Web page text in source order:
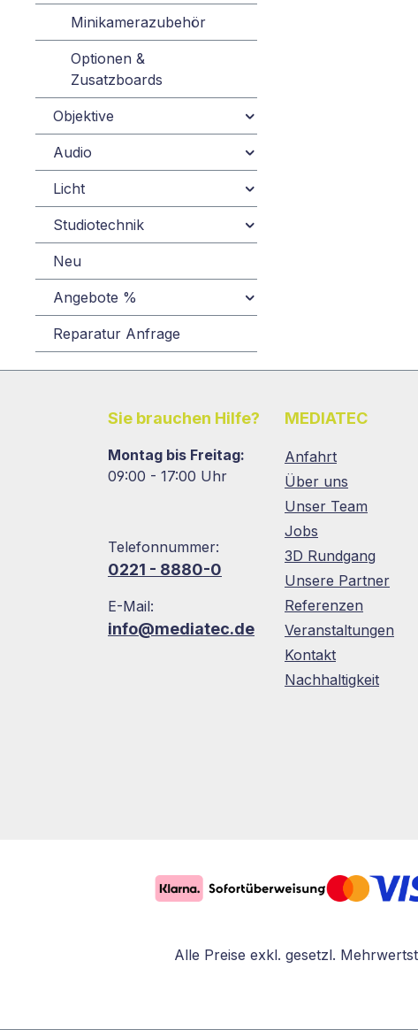
Minikamerazubehör
Optionen &
Zusatzboards
Objektive
Audio
Licht
Studiotechnik
Neu
Angebote %
Reparatur Anfrage
Sie brauchen Hilfe?
Montag bis Freitag:
09:00 - 17:00 Uhr
Telefonnummer:
0221 - 8880-0
E-Mail:
info@mediatec.de
MEDIATEC
Anfahrt
Über uns
Unser Team
Jobs
3D Rundgang
Unsere Partner
Referenzen
Veranstaltungen
Kontakt
Nachhaltigkeit
Alle Preise exkl. gesetzl.